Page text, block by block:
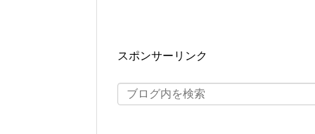
スポンサーリンク